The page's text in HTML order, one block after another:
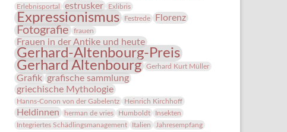
Erlebnisportal
estrusker Exlibris
Expressionismus Festrede Florenz
Fotografie frauen
Frauen in der Antike und heute
Gerhard-Altenbourg-Preis
Gerhard Altenbourg
Gerhard Kurt Müller
Grafik grafische sammlung
griechische Mythologie
Hanns-Conon von der Gabelentz Heinrich Kirchhoff
Heldinnen herman de vries Humboldt
Insekten
Integriertes Schädlingsmanagement
Italien
Jahresempfang